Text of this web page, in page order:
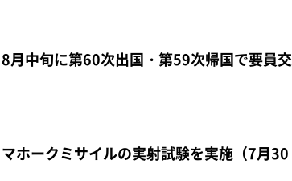
月中旬に第60次出国・第59次帰国で要員交
ホークミサイルの実射試験を実施（7月30